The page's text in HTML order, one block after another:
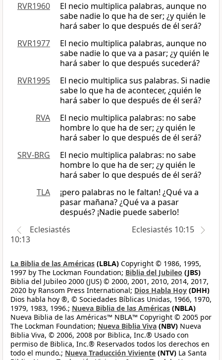
RVR1960
El necio multiplica palabras, aunque no
sabe nadie lo que ha de ser; ¿y quién le
hará saber lo que después de él será?
RVR1977
El necio multiplica palabras, aunque no
sabe nadie lo que va a pasar; ¿y quién le
hará saber lo que después sucederá?
RVR1995
El necio multiplica sus palabras. Si nadie
sabe lo que ha de acontecer, ¿quién le
hará saber lo que después de él será?
RVA
El necio multiplica palabras: no sabe
hombre lo que ha de ser; ¿y quién le
hará saber lo que después de él será?
SRV-BRG
El necio multiplica palabras: no sabe
hombre lo que ha de ser; ¿y quién le
hará saber lo que después de él será?
TLA
¡pero palabras no le faltan! ¿Qué va a
pasar mañana? ¿Qué va a pasar
después? ¡Nadie puede saberlo!
Eclesiastés
10:13
Eclesiastés 10:15
La Biblia de las Américas (LBLA) Copyright © 1986, 1995,
1997 by The Lockman Foundation; Biblia del Jubileo (JBS)
Biblia del Jubileo 2000 (JUS) © 2000, 2001, 2010, 2014, 2017,
2020 by Ransom Press International; Dios Habla Hoy (DHH)
Dios habla hoy ®, © Sociedades Bíblicas Unidas, 1966, 1970,
1979, 1983, 1996.; Nueva Biblia de las Américas (NBLA)
Nueva Biblia de las Américas™ NBLA™ Copyright © 2005 por
The Lockman Foundation; Nueva Biblia Viva (NBV) Nueva
Biblia Viva, © 2006, 2008 por Biblica, Inc.® Usado con
permiso de Biblica, Inc.® Reservados todos los derechos en
todo el mundo.; Nueva Traducción Viviente (NTV) La Santa